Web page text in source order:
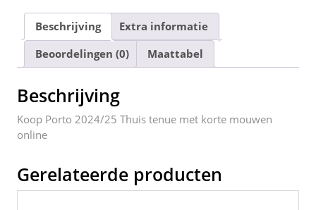
c
e
b
o
o
k
itt
er
ai
l
er
e
st
d
di
t
k
e
dI
e
n
Beschrijving
Extra informatie
Beoordelingen (0)
Maattabel
Beschrijving
Koop Porto 2024/25 Thuis tenue met korte mouwen
online
Gerelateerde producten